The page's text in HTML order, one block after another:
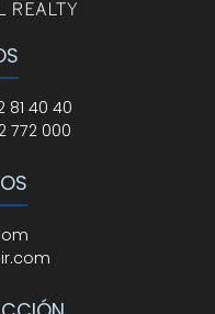
81 40 40
772 000